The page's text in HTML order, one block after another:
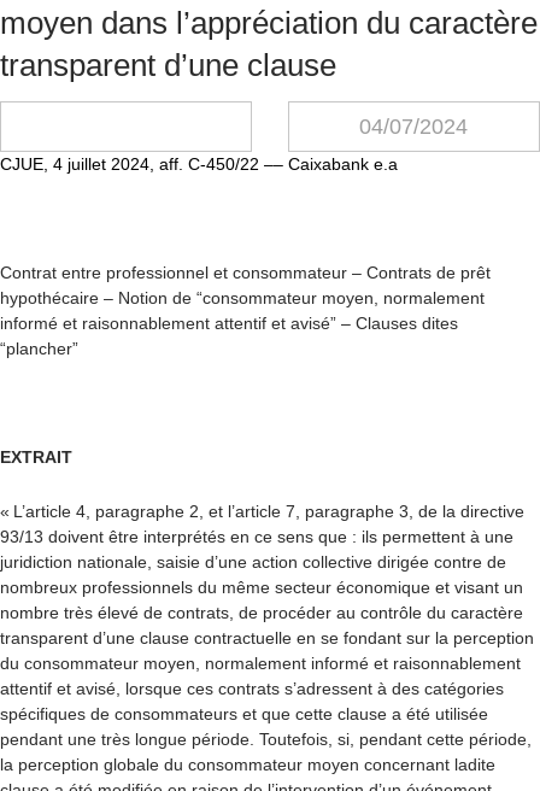
moyen dans l’appréciation du caractère
transparent d’une clause
04/07/2024
CJUE, 4 juillet 2024, aff. C-450/22 –– Caixabank e.a
Contrat entre professionnel et consommateur – Contrats de prêt
hypothécaire – Notion de “consommateur moyen, normalement
informé et raisonnablement attentif et avisé” – Clauses dites
“plancher”
EXTRAIT
« L’article 4, paragraphe 2, et l’article 7, paragraphe 3, de la directive
93/13 doivent être interprétés en ce sens que : ils permettent à une
juridiction nationale, saisie d’une action collective dirigée contre de
nombreux professionnels du même secteur économique et visant un
nombre très élevé de contrats, de procéder au contrôle du caractère
transparent d’une clause contractuelle en se fondant sur la perception
du consommateur moyen, normalement informé et raisonnablement
attentif et avisé, lorsque ces contrats s’adressent à des catégories
spécifiques de consommateurs et que cette clause a été utilisée
pendant une très longue période. Toutefois, si, pendant cette période,
la perception globale du consommateur moyen concernant ladite